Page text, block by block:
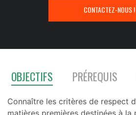
CONTACTEZ-NOUS !
OBJECTIFS PRÉREQUIS
Connaître les critères de respect
matières premières destinées à